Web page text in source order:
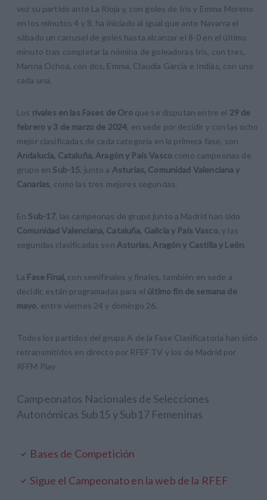
vez su partido ante La Rioja y, con goles de Iris y Emma Moreno
en los minutos 4 y 8, ha iniciado al igual que ante Navarra el
sábado un carrusel de goles hasta alcanzar el 8-0 en el último
minuto tras completar la nómina de goleadoras Iris, con tres,
Marina Ochoa, con dos, Emma, Claudia García e Indias, con uno
cada una.
Los rivales en las Fases de Oro que se disputan entre el 29 de
febrero y 3 de marzo de 2024 , en sede por decidir y con las ocho
mejor clasificadas de cada categoría en la primera fase, son
Andalucía, Cataluña, Aragón y País Vasco como campeonas de
grupo en Sub-15 , junto a Asturias, Comunidad Valenciana y
Canarias , como las tres mejores segundas.
En Sub-17 , las campeonas de grupo junto a Madrid han sido
Comunidad Valenciana, Cataluña, Galicia y País Vasco , y las
segundas clasificadas son Asturias, Aragón y Castilla y León.
La Fase Final, con semifinales y finales, también en sede a
decidir, están programadas para el último fin de semana de
mayo , entre viernes 24 y domingo 26.
Todos los partidos del grupo A de la Fase Clasificatoria han sido
retransmitidos en directo por RFEF TV y los de Madrid por
RFFM Play
Campeonatos Nacionales de Selecciones
Autonómicas Sub15 y Sub17 Femeninas
Bases de Competición
Sigue el Campeonato en la web de la RFEF